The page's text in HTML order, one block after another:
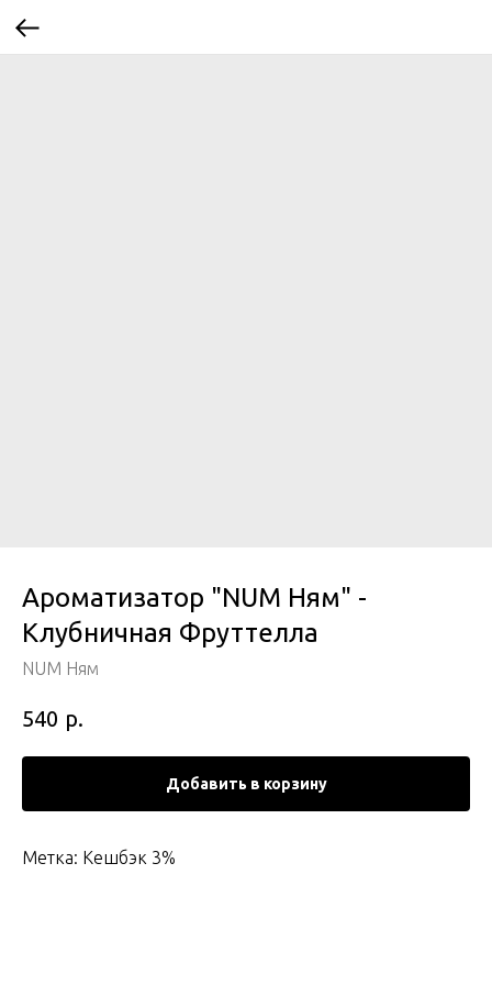
Ароматизатор "NUM Ням" -
Клубничная Фруттелла
NUM Ням
540 р.
Добавить в корзину
Метка: Кешбэк 3%